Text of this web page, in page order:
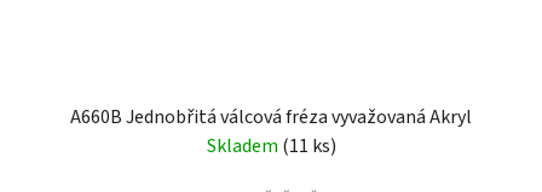
A660B Jednobřitá válcová fréza vyvažovaná Akryl
Skladem (11 ks)